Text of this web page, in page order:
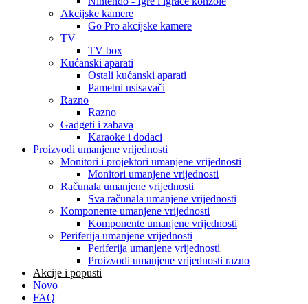
Akcijske kamere
Go Pro akcijske kamere
TV
TV box
Kućanski aparati
Ostali kućanski aparati
Pametni usisavači
Razno
Razno
Gadgeti i zabava
Karaoke i dodaci
Proizvodi umanjene vrijednosti
Monitori i projektori umanjene vrijednosti
Monitori umanjene vrijednosti
Računala umanjene vrijednosti
Sva računala umanjene vrijednosti
Komponente umanjene vrijednosti
Komponente umanjene vrijednosti
Periferija umanjene vrijednosti
Periferija umanjene vrijednosti
Proizvodi umanjene vrijednosti razno
Akcije i popusti
Novo
FAQ